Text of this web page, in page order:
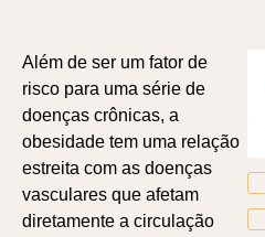
Além de ser um fator de
risco para uma série de
doenças crônicas, a
obesidade tem uma relação
estreita com as doenças
vasculares que afetam
diretamente a circulação